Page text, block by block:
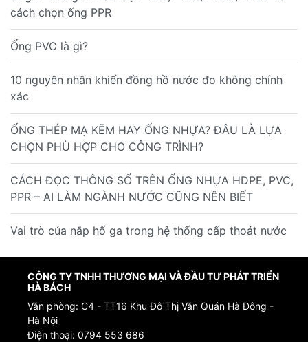
cách chọn ống PPR
Ống PVC là gì?
10 nguyên nhân khiến đồng hồ nước đo không chính
xác
ỐNG THÉP MẠ KẼM HAY ỐNG NHỰA? ĐÂU LÀ LỰA
CHỌN PHÙ HỢP CHO CÔNG TRÌNH?
CÁCH ĐỌC THÔNG SỐ TRÊN ỐNG NHỰA HDPE, PVC,
PPR – AI LÀM NGÀNH NƯỚC CŨNG NÊN BIẾT
Vai trò của nắp hố ga trong hệ thống cấp thoát nước
CÔNG TY TNHH THƯƠNG MẠI VÀ ĐẦU TƯ PHÁT TRIỂN
HÀ BÁCH
Văn phòng: C4 - TT16 Khu Đô Thị Văn Quán Hà Đông -
Hà Nội
Điện thoại: 0794 553 686